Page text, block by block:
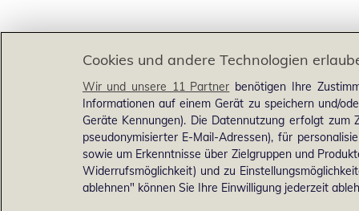
Cookies und andere Technologien
Wir und unsere 11 Partner benötigen Ihre
Informationen auf einem Gerät zu speichern und/
Geräte Kennungen). Die Datennutzung erfolgt
pseudonymisierter E-Mail-Adressen), für
sowie um Erkenntnisse über Zielgruppen und
Widerrufsmöglichkeit) und zu
ablehnen" können Sie Ihre Einwilligung jederzeit